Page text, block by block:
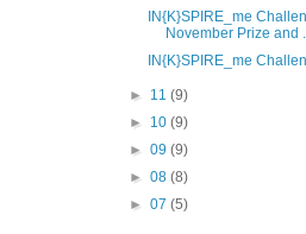
IN{K}SPIRE_me
November Prize and
IN{K}SPIRE_me
► 11(9)
► 10(9)
►09(9)
►08(8)
►07(5)